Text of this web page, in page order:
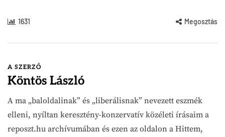
1631 Megosztás
A SZERZŐ
Köntös László
A ma „baloldalinak” és „liberálisnak” nevezett eszmék
elleni, nyíltan keresztény-konzervatív közéleti írásaim a
reposzt.hu archívumában és ezen az oldalon a Hittem,